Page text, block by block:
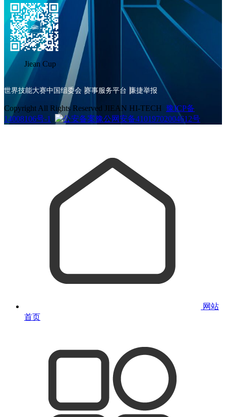
Jiean Cup
世界技能大赛中国组委会 赛事服务平台 廉捷举报
Copyright All Rights Reserved JIEAN HI-TECH 豫ICP备
14008106号-1
豫公网安备41019702004612号
网站
首页